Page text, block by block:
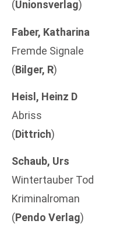
(Unionsverlag)
Faber, Katharina
Fremde Signale
(Bilger, R)
Heisl, Heinz D
Abriss
(Dittrich)
Schaub, Urs
Wintertauber Tod
Kriminalroman
(Pendo Verlag)